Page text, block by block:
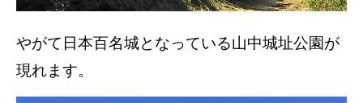
やがて日本百名城となっている山中城址公園が
現れます。